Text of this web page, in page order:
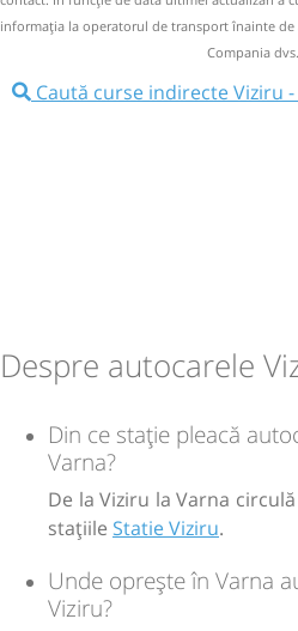
informaţia la operatorul de transport înainte de
Compania
Caută curse indirecte Viziru
Despre autocarele
Din ce stație pleacă
Varna?
De la Viziru la Varna
stațiile Statie Viziru.
Unde oprește în Varna
Viziru?